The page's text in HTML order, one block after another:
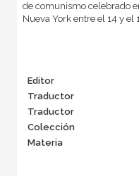
de comunismo celebrado
Nueva York entre el 14 y el
Editor
Traductor
Traductor
Colección
Materia